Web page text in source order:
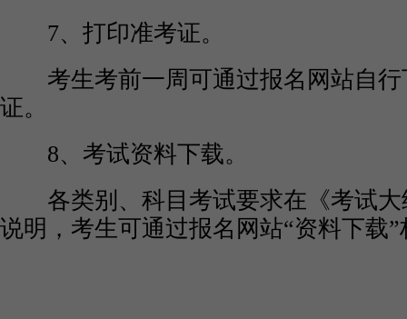
7、打印准考证。
考生考前一周可通过报名网站自行
证。
8、考试资料下载。
各类别、科目考试要求在《考试大
说明，考生可通过报名网站“资料下载